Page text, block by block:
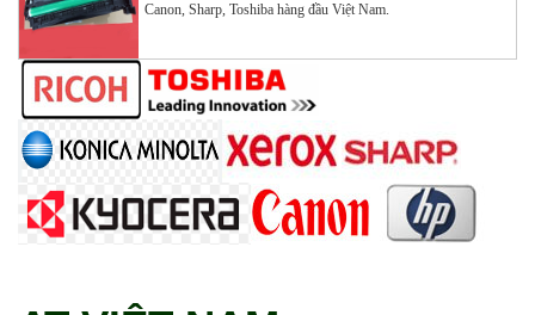
Mực ống Ricoh MP 3554 _MP 2554 | 2555 | 3054 |
6055 | IM 2500 | IM 3000 | IM 3500 | IM 4000 | IM
5000 | IM 6000_ MP3554_700G_BIASDO
Tham Khảo
Mực in HP LaserJet Enterprise M610dn | M611dn |
M611x | M612dn | M612x | MFP M634 | MFP M635 |
MFP M636_W1470A (10.5K)_ Có chip_HALLOYA
Tham Khảo
Canon, Sharp, Toshiba hàng đầu Việt Nam.